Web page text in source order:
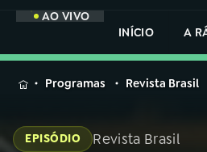
AO VIVO
INÍCIO
A
MENU
na
Rádio
Programas Revista Brasil
EPISÓDIO Revista Brasil